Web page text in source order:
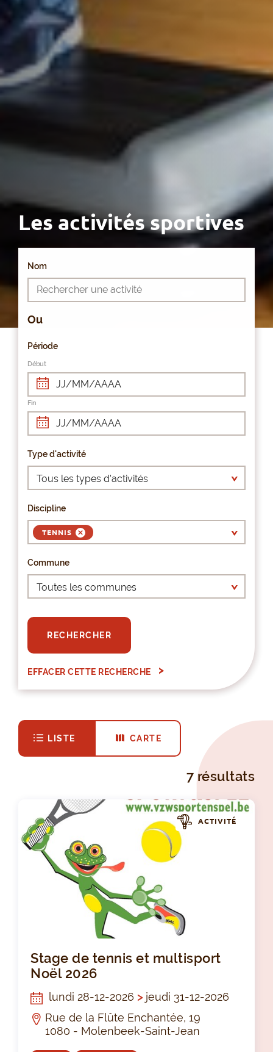
Les activités sportives
Nom
Ou
Période
Début
Fin
Type d'activité
Discipline
TENNIS
Commune
RECHERCHER
EFFACER CETTE RECHERCHE
LISTE CARTE
7 résultats
ACTIVITÉ
Stage de tennis et multisport
Noël 2026
lundi 28-12-2026 >jeudi 31-12-2026
Rue de la Flûte Enchantée, 19
1080 - Molenbeek-Saint-Jean